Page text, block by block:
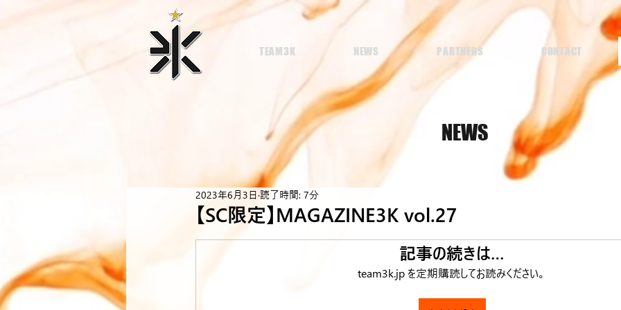
TEAM3K NEWS PARTNERS CONTACT
NEWS
【SC限定】MAGAZINE3K vol.27
2023年6月3日 読了時間: 7分
記事の続きは…
team3k.jp を定期購読してお読みください。